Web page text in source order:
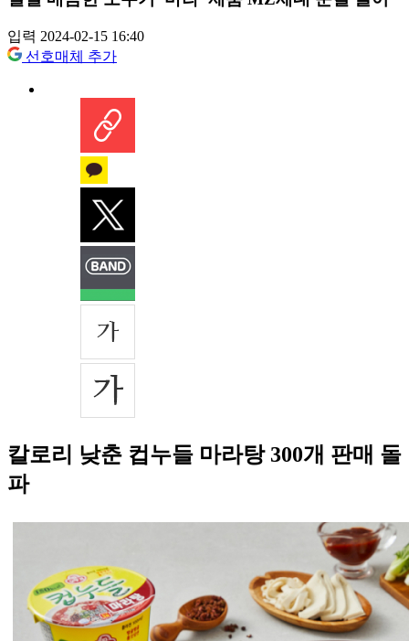
입력 2024-02-15 16:40
선호매체 추가
칼로리 낮춘 컵누들 마라탕 300개 판매 돌
파